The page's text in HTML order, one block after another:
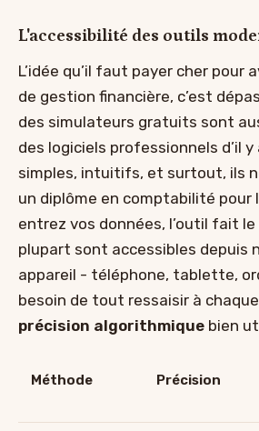
L'accessibilité des outils
L’idée qu’il faut payer cher pour
de gestion financière, c’est
des simulateurs gratuits sont
des logiciels professionnels d’il
simples, intuitifs, et surtout, ils
un diplôme en comptabilité pour
entrez vos données, l’outil fait
plupart sont accessibles depuis
appareil - téléphone, tablette,
besoin de tout ressaisir à chaque
précision algorithmique bien
Méthode Précision